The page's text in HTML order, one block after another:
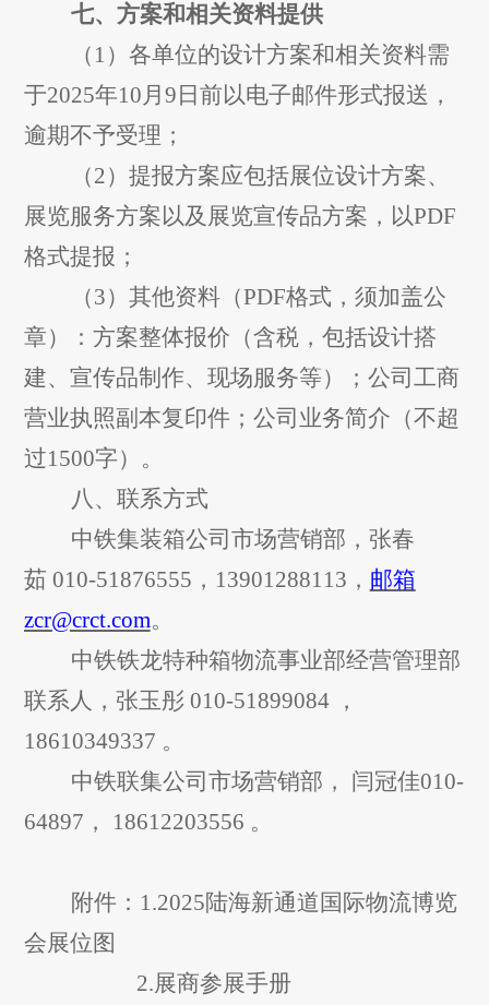
七、方案和相关资料提供
（ 1 ）各单位的设计方案和相关资料需
于2025年10月 9 日前以电子邮件形式报送，
逾期不予受理；
（2） 提报方案应包括展位设计方案、
展览服务方案以及展览宣传品方案， 以PDF
格式提报；
（3）其他资料（PDF格式，须加盖公
章）：方案整体报价 （含税，包括设计搭
建、宣传品制作、现场服务等）
；公司工商
营业执照副本复印件；公司业务简介（不超
过1500字）。
八、联系方式
中铁集装箱公司市场营销部， 张春
茹 010-51876555 ， 13901288113 ， 邮箱
zcr@crct.com。
中铁铁龙特种箱物流事业部经营管理部
联系人，张玉彤010-51899084 ，
18610349337 。
中铁联集公司市场营销部，
闫冠佳010-
64897 ， 18612203556 。
附件： 1.2025陆海新通道国际物流博览
会展位图
2.展商参展手册